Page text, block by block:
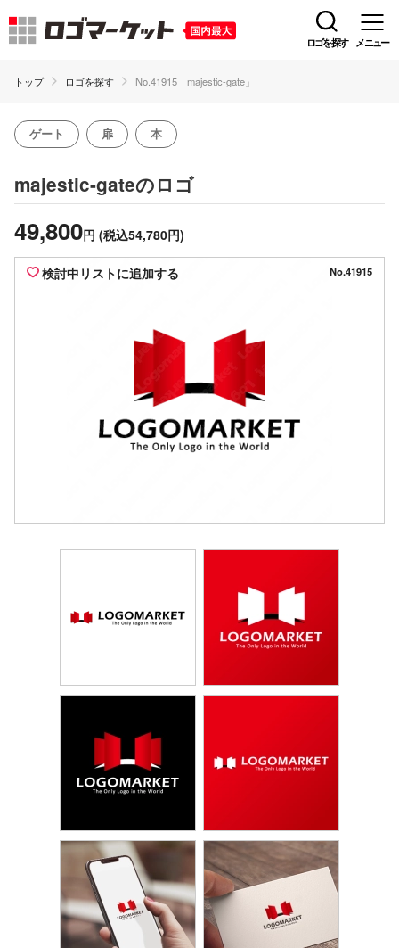
ロゴを探す メニュー
トップ ロゴを探す No.41915「majestic-gate」
ゲート 扉 本
majestic-gateのロゴ
49,800円 (税込54,780円)
検討中リストに追加する No.41915